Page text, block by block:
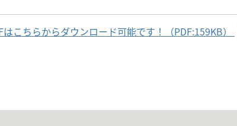
はこちらからダウンロード可能です！（PDF:159KB）